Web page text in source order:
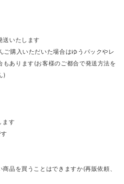
送いたします
購入いただいた場合はゆうパックやレ
あります(お客様のご都合で発送方法を
)
ます
品を買うことはできますか(再販依頼、